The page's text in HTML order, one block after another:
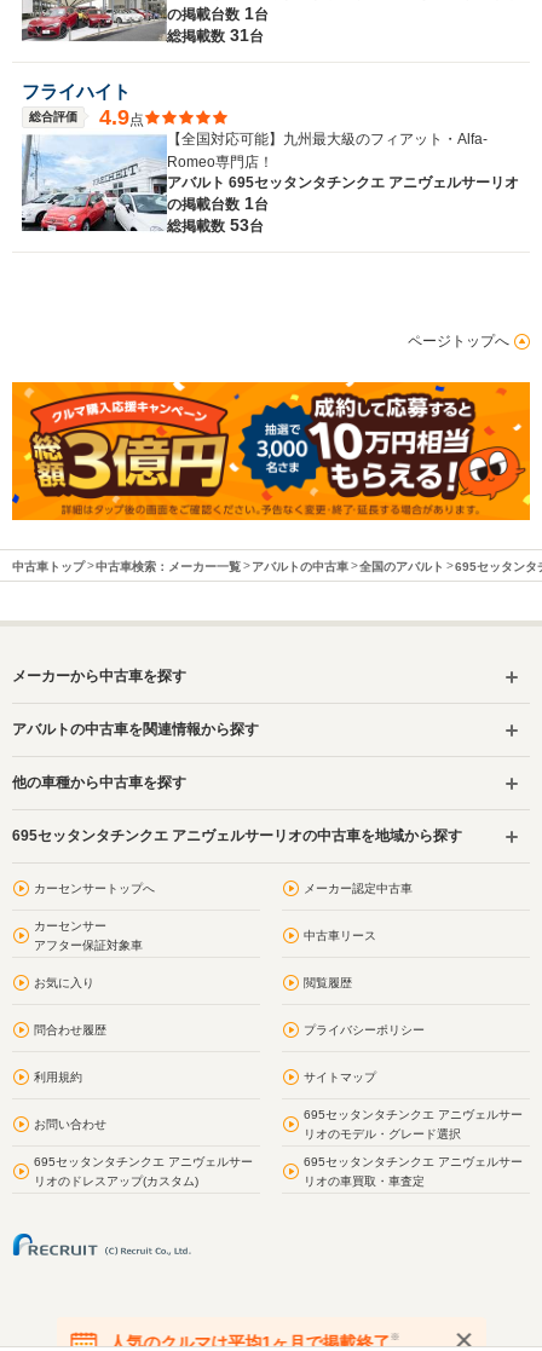
の掲載台数 1台
総掲載数 31台
フライハイト
総合評価 4.9点
【全国対応可能】九州最大級のフィアット・Alfa-
Romeo専門店！
アバルト 695セッタンタチンクエ アニヴェルサーリオ
の掲載台数 1台
総掲載数 53台
ページトップへ
中古車トップ 中古車検索：メーカー一覧 アバルトの中古車 全国のアバルト 695セッタンタ
メーカーから中古車を探す
アバルトの中古車を関連情報から探す
他の車種から中古車を探す
695セッタンタチンクエ アニヴェルサーリオの中古車を地域から探す
カーセンサートップへ メーカー認定中古車
カーセンサー
アフター保証対象車
中古車リース
お気に入り 閲覧履歴
問合わせ履歴 プライバシーポリシー
利用規約 サイトマップ
お問い合わせ
695セッタンタチンクエ アニヴェルサー
リオのモデル・グレード選択
695セッタンタチンクエ アニヴェルサー
リオのドレスアップ(カスタム)
695セッタンタチンクエ アニヴェルサー
リオの車買取・車査定
人気のクルマは平均1ヶ月で掲載終了※